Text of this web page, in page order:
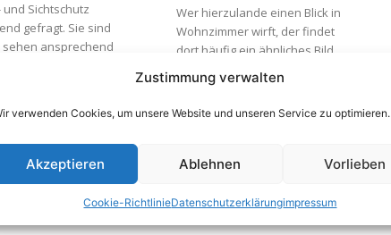
Zustimmung verwalten
verwenden Cookies, um unsere Website und unseren Service zu optimieren.
Akzeptieren Ablehnen Vorlieben
Cookie-RichtlinieDatenschutzerklärungimpressum
und Sichtschutz
gefragt. Sie sind
sehen ansprechend
sich positiv auf
aus. Je
für welchen Stoff...
Wer hierzulande einen Blick in
Wohnzimmer wirft, der findet
dort häufig ein ähnliches Bild
vor. Denn die großen Trends in
der Möbelbranche verlaufen
häufig sehr einheitlich und das
Inneneinrichtung.